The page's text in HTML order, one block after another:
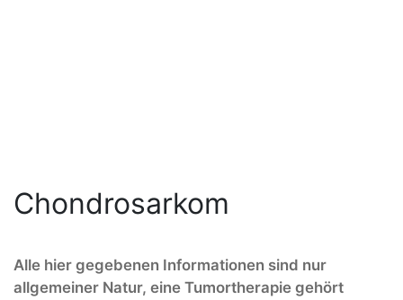
Chondrosarkom
Alle hier gegebenen Informationen sind nur
allgemeiner Natur, eine Tumortherapie gehört